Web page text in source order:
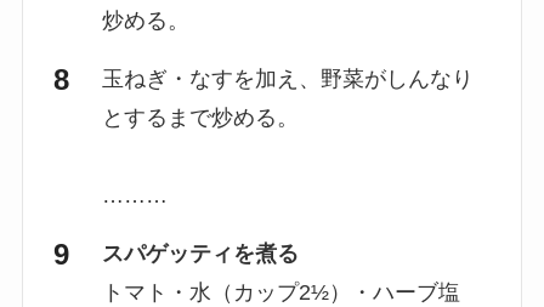
炒める。
玉ねぎ・なすを加え、野菜がしんなり
とするまで炒める。
………
スパゲッティを煮る
トマト・水（カップ2½）・ハーブ塩